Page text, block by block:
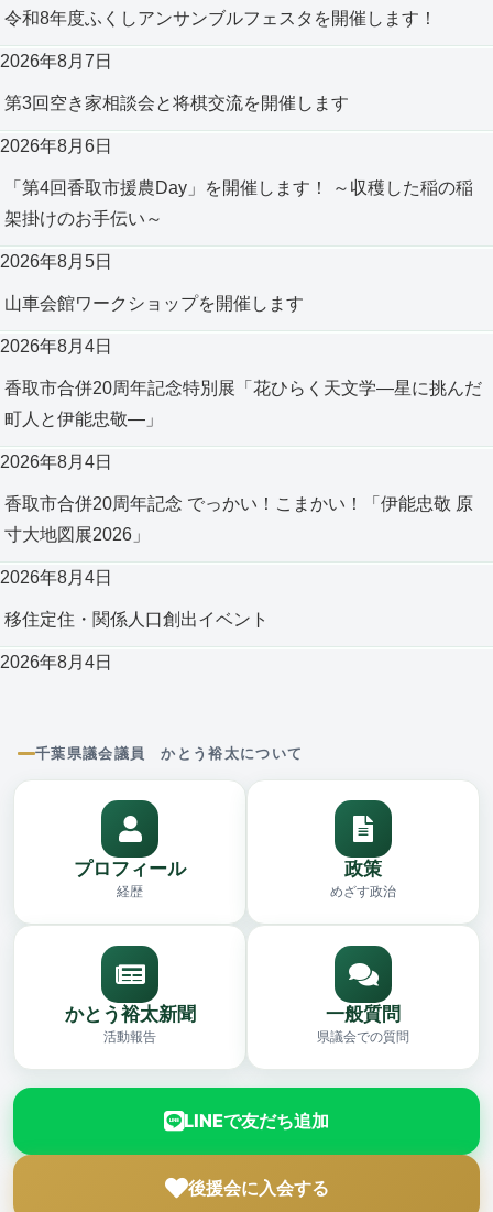
います。9月5日から始まる予定の令和7年
9月定例県議会に向けて準備も始まってい
ますので、しっかりと備えて定例県議会
令和8年度ふくしアンサンブルフェスタを開催します！
2026年8月7日
第3回空き家相談会と将棋交流を開催します
2026年8月6日
「第4回香取市援農Day」を開催します！ ～収穫した稲の稲
架掛けのお手伝い～
2026年8月5日
山車会館ワークショップを開催します
2026年8月4日
香取市合併20周年記念特別展「花ひらく天文学―星に挑んだ
町人と伊能忠敬―」
2026年8月4日
香取市合併20周年記念 でっかい！こまかい！「伊能忠敬 原
寸大地図展2026」
2026年8月4日
移住定住・関係人口創出イベント
2026年8月4日
千葉県議会議員 かとう裕太について
プロフィール
経歴
政策
めざす政治
かとう裕太新聞
活動報告
一般質問
県議会での質問
LINEで友だち追加
後援会に入会する